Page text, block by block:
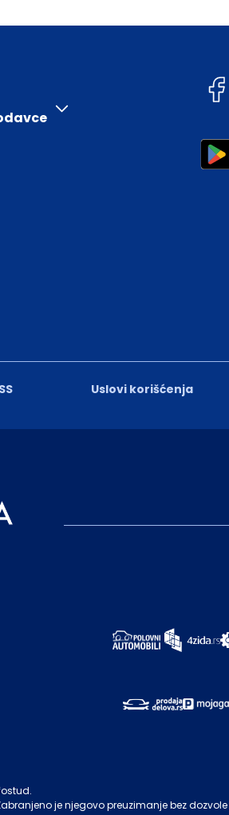
Uslovi korišćenja
je njegovo preuzimanje bez dozvole